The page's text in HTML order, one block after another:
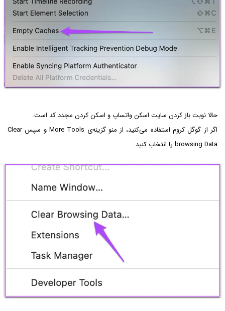
حالا نوبت باز کردن سایت اسکن واتساپ و اسکن کردن مجدد کد است.
اگر از گوگل کروم استفاده می‌کنید، از منو گزینه‌ی More Tools و سپس Clear
browsing Data را انتخاب کنید.